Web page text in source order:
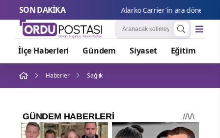
SON DAKİKA Alarko Carrier'in ara dönem
İlçe Haberleri Gündem Siyaset Eğitim
Haberler Sağlık